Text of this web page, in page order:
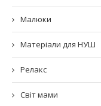
Малюки
Матеріали для НУШ
Релакс
Світ мами